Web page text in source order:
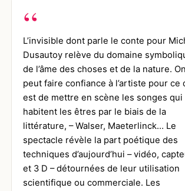
L’invisible dont parle le conte pour
Dusautoy relève du domaine
de l’âme des choses et de la nature. On
peut faire confiance à l’artiste pour ce
est de mettre en scène les songes qui
habitent les êtres par le biais de la
littérature, – Walser, Maeterlinck… Le
spectacle révèle la part poétique des
techniques d’aujourd’hui – vidéo,
et 3 D – détournées de leur utilisation
scientifique ou commerciale. Les